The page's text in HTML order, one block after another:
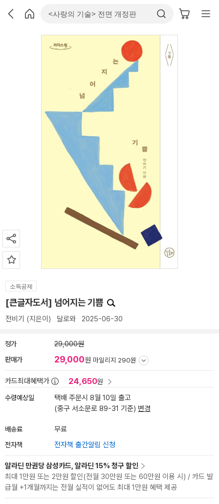
소득공제
[큰글자도서] 넘어지는 기쁨
전비기 (지은이) 달로와 2025-06-30
정가 29,000원
판매가 29,000원 마일리지 290원
카드최대혜택가 24,650원
수령예상일
택배 주문시 8월 10일 출고
(중구 서소문로 89-31 기준) 변경
배송료 무료
전자책 전자책 출간알림 신청
알라딘 만권당 삼성카드, 알라딘 15% 청구 할인
최대 1만원 또는 2만원 할인(전월 30만원 또는 60만원 이용 시) / 카드 발
급월 +1개월까지는 전월 실적이 없어도 최대 1만원 혜택 제공